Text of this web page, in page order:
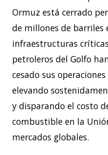
Ormuz está cerrado
de millones de barriles
infraestructuras
petroleros del Golfo
cesado sus
elevando
y disparando el costo
combustible en la
mercados globales.